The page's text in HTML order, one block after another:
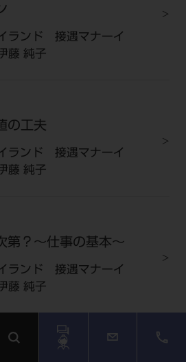
ランド 接遇マナーイ
藤 純子
の工夫
ランド 接遇マナーイ
藤 純子
第？～仕事の基本～
ランド 接遇マナーイ
藤 純子